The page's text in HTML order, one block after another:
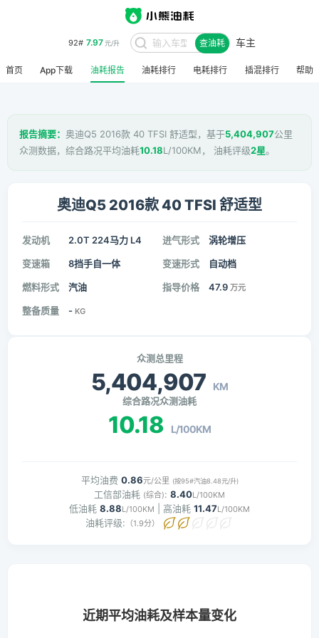
92# 7.97元/升 查油耗 车主
首页 App下载 油耗报告 油耗排行 电耗排行 插混排行 帮助
报告摘要： 奥迪Q5 2016款 40 TFSI 舒适型，基于5,404,907公里
众测数据，综合路况平均油耗10.18L/100KM， 油耗评级2星。
奥迪Q5 2016款 40 TFSI 舒适型
发动机 2.0T 224马力 L4 进气形式 涡轮增压
变速箱 8挡手自一体 变速形式 自动档
燃料形式 汽油 指导价格 47.9 万元
整备质量 - KG
众测总里程
5,404,907 KM
综合路况众测油耗
10.18 L/100KM
平均油费 0.86元/公里 (按95#汽油8.48元/升)
工信部油耗 (综合): 8.40L/100KM
低油耗 8.88L/100KM | 高油耗 11.47L/100KM
油耗评级: （1.9分）